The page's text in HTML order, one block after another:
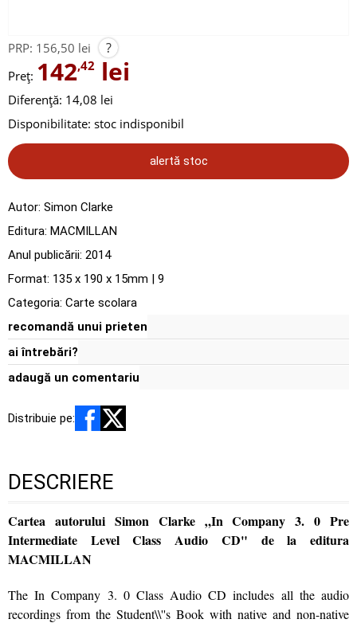
PRP: 156,50 lei ?
Preț: 142,42 lei
Diferență: 14,08 lei
Disponibilitate: stoc indisponibil
alertă stoc
Autor: Simon Clarke
Editura: MACMILLAN
Anul publicării: 2014
Format: 135 x 190 x 15mm | 9
Categoria: Carte scolara
recomandă unui prieten
ai întrebări?
adaugă un comentariu
Distribuie pe:
DESCRIERE
Cartea autorului Simon Clarke „In Company 3. 0 Pre
Intermediate Level Class Audio CD" de la editura
MACMILLAN
The In Company 3. 0 Class Audio CD includes all the audio
recordings from the Student\\''s Book with native and non-native